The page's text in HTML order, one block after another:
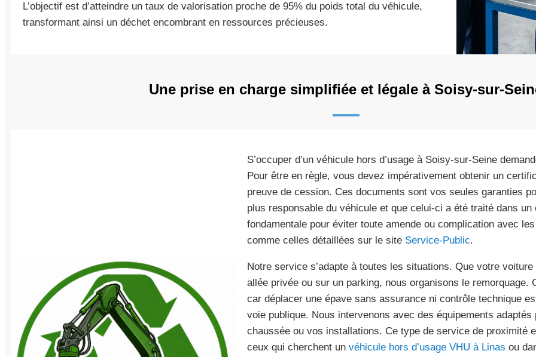
L’objectif est d’atteindre un taux de valorisation proche de 95% du poids total du véhicule,
transformant ainsi un déchet encombrant en ressources précieuses.
Une prise en charge simplifiée et légale à Soisy-sur-
S’occuper d’un véhicule hors d’usage à Soisy-sur-Seine
Pour être en règle, vous devez impérativement obtenir un
preuve de cession. Ces documents sont vos seules garanties
plus responsable du véhicule et que celui-ci a été traité dans un
fondamentale pour éviter toute amende ou complication avec
comme celles détaillées sur le site Service-Public.
Notre service s’adapte à toutes les situations. Que votre
allée privée ou sur un parking, nous organisons le remorquage.
car déplacer une épave sans assurance ni contrôle technique
voie publique. Nous intervenons avec des équipements adaptés
chaussée ou vos installations. Ce type de service de proximité
ceux qui cherchent un véhicule hors d’usage VHU à Linas ou